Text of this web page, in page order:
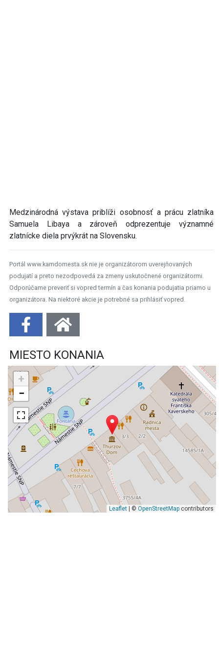
Medzinárodná výstava priblíži osobnosť a prácu zlatníka
Samuela Libaya a zároveň odprezentuje významné
zlatnícke diela prvýkrát na Slovensku.
Portál www.kamdomesta.sk nie je organizátorom uverejňovaných
podujatí a preto nezodpovedá za zmeny uskutočnené organizátormi.
Odporúčame preveriť si vopred termín a čas konania podujatia priamo u
organizátora. Na niektoré akcie je potrebné sa prihlásiť vopred.
MIESTO KONANIA
+
−
Leaflet| © OpenStreetMapcontributors